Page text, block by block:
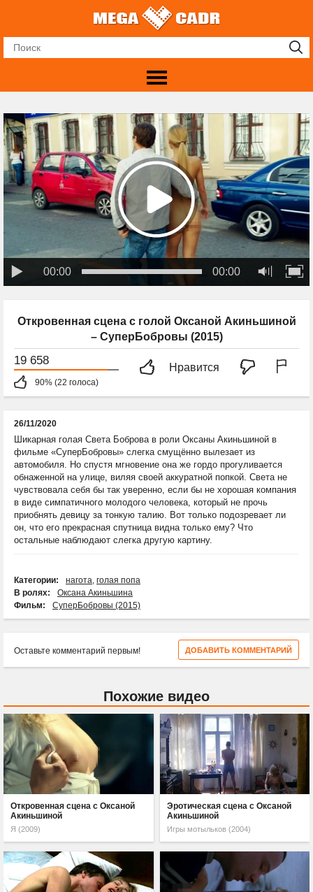
00:00 00:00
Откровенная сцена с голой Оксаной Акиньшиной
– СуперБобровы (2015)
19 658
90% (22 голоса)
Нравится
26/11/2020
Шикарная голая Света Боброва в роли Оксаны Акиньшиной в
фильме «СуперБобровы» слегка смущённо вылезает из
автомобиля. Но спустя мгновение она же гордо прогуливается
обнаженной на улице, виляя своей аккуратной попкой. Света не
чувствовала себя бы так уверенно, если бы не хорошая компания
в виде симпатичного молодого человека, который не прочь
приобнять девицу за тонкую талию. Вот только подозревает ли
он, что его прекрасная спутница видна только ему? Что
остальные наблюдают слегка другую картину.
Категории: нагота, голая попа
В ролях:
Оксана Акиньшина
Фильм:
СуперБобровы (2015)
ДОБАВИТЬ КОММЕНТАРИЙ
Оставьте комментарий первым!
Похожие видео
Откровенная сцена с Оксаной
Акиньшиной
Я (2009)
Эротическая сцена с Оксаной
Акиньшиной
Игры мотыльков (2004)